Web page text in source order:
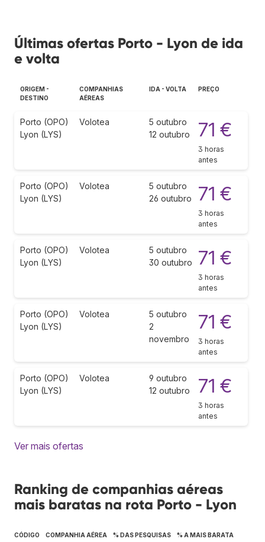
Últimas ofertas Porto - Lyon de ida
e volta
ORIGEM -
DESTINO
COMPANHIAS
AÉREAS
IDA - VOLTA PREÇO
Porto (OPO)
Lyon (LYS)
Volotea
5 outubro
12 outubro
71 €
3 horas
antes
Porto (OPO)
Lyon (LYS)
Volotea
5 outubro
26 outubro
71 €
3 horas
antes
Porto (OPO)
Lyon (LYS)
Volotea
5 outubro
30 outubro
71 €
3 horas
antes
Porto (OPO)
Lyon (LYS)
Volotea
5 outubro
2
novembro
71 €
3 horas
antes
Porto (OPO)
Lyon (LYS)
Volotea
9 outubro
12 outubro
71 €
3 horas
antes
Ver mais ofertas
Ranking de companhias aéreas
mais baratas na rota Porto - Lyon
CÓDIGO COMPANHIA AÉREA % DAS PESQUISAS % A MAIS BARATA